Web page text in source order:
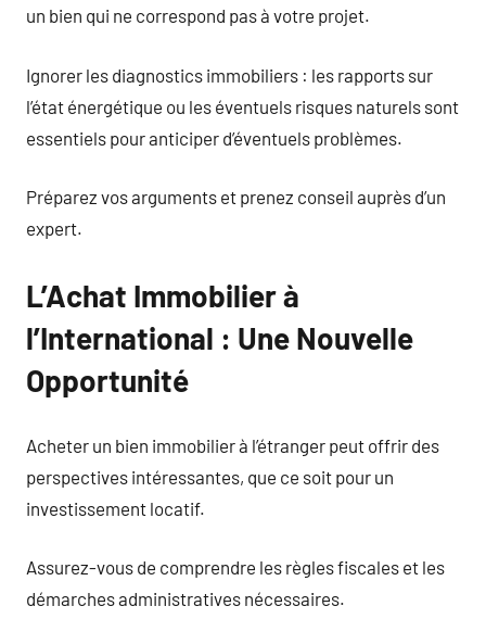
un bien qui ne correspond pas à votre projet.
Ignorer les diagnostics immobiliers : les rapports sur
l’état énergétique ou les éventuels risques naturels sont
essentiels pour anticiper d’éventuels problèmes.
Préparez vos arguments et prenez conseil auprès d’un
expert.
L’Achat Immobilier à
l’International : Une Nouvelle
Opportunité
Acheter un bien immobilier à l’étranger peut offrir des
perspectives intéressantes, que ce soit pour un
investissement locatif.
Assurez-vous de comprendre les règles fiscales et les
démarches administratives nécessaires.